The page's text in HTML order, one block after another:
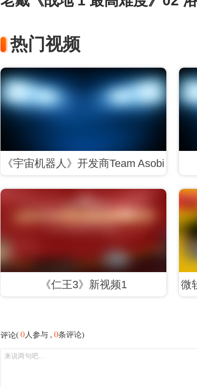
热门视频
《宇宙机器人》开发商Team Asobi
发布神秘预告
《仁王3》新视频1 微
评论( 0 人参与 , 0条评论)